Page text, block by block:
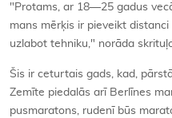
"Protams, ar 18—25 gadus
mans mērķis ir pieveikt
uzlabot tehniku," norāda
Šis ir ceturtais gads, kad,
Zemīte piedalās arī Berlīnes
pusmaratons, rudenī būs